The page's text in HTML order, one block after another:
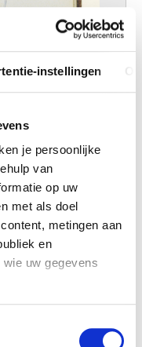
instellingen
je persoonlijke
van
op uw
met als doel
metingen aan
en
uw gegevens
geografische